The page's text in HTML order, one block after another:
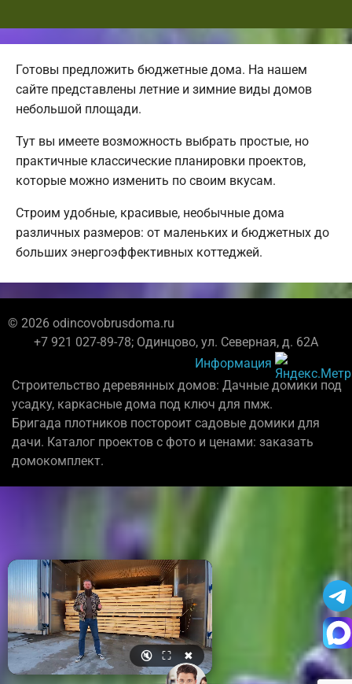
Готовы предложить бюджетные дома. На нашем
сайте представлены летние и зимние виды домов
небольшой площади.
Тут вы имеете возможность выбрать простые, но
практичные классические планировки проектов,
которые можно изменить по своим вкусам.
Строим удобные, красивые, необычные дома
различных размеров: от маленьких и бюджетных до
больших энергоэффективных коттеджей.
© 2026 odincovobrusdoma.ru
+7 921 027-89-78; Одинцово, ул. Северная, д. 62А
Информация
Строительство деревянных домов: Дачные домики под
усадку, каркасные дома под ключ для пмж.
Бригада плотников постороит садовые домики для
дачи. Каталог проектов с фото и ценами: заказать
домокомплект.
🔇 ⛶ ✖